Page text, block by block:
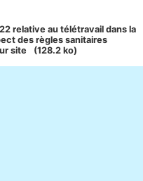
relative au télétravail dans la
des règles sanitaires
site
(128.2 ko)